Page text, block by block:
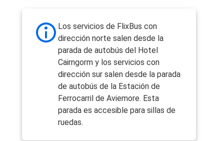
Los servicios de FlixBus con
dirección norte salen desde la
parada de autobús del Hotel
Cairngorm y los servicios con
dirección sur salen desde la parada
de autobús de la Estación de
Ferrocarril de Aviemore. Esta
parada es accesible para sillas de
ruedas.